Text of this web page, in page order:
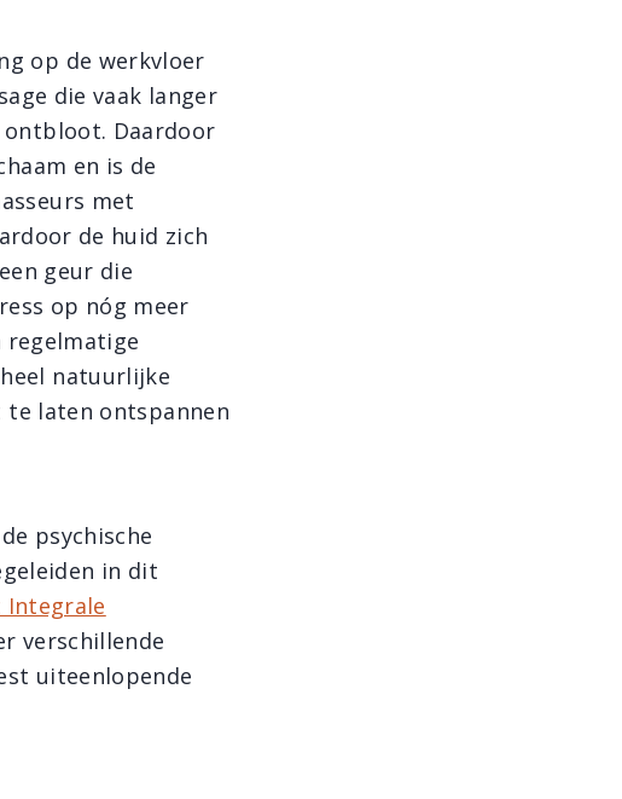
op de werkvloer
die vaak langer
ontbloot. Daardoor
en is de
met
de huid zich
geur die
op nóg meer
regelmatige
natuurlijke
laten ontspannen
psychische
in dit
Integrale
verschillende
uiteenlopende